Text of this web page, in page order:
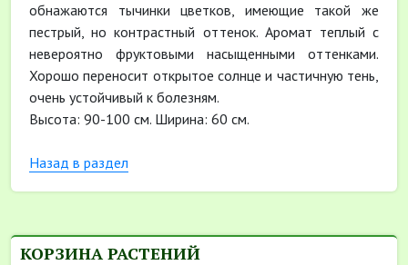
обнажаются тычинки цветков, имеющие такой же
пестрый, но контрастный оттенок. Аромат теплый с
невероятно фруктовыми насыщенными оттенками.
Хорошо переносит открытое солнце и частичную тень,
очень устойчивый к болезням.
Высота: 90-100 см. Ширина: 60 см.
Назад в раздел
КОРЗИНА РАСТЕНИЙ